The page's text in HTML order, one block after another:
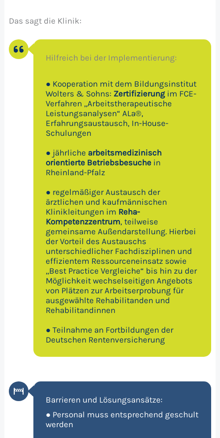
Das sagt die Klinik:
Hilfreich bei der Implementierung:
● Kooperation mit dem Bildungsinstitut
Wolters & Sohns: Zertifizierung im FCE-
Verfahren „Arbeitstherapeutische
Leistungsanalysen“ ALa®,
Erfahrungsaustausch, In-House-
Schulungen
● jährliche arbeitsmedizinisch
orientierte Betriebsbesuchein
Rheinland-Pfalz
● regelmäßiger Austausch der
ärztlichen und kaufmännischen
Klinikleitungen im Reha-
Kompetenzzentrum, teilweise
gemeinsame Außendarstellung. Hierbei
der Vorteil des Austauschs
unterschiedlicher Fachdisziplinen und
effizientem Ressourceneinsatz sowie
„Best Practice Vergleiche“ bis hin zu der
Möglichkeit wechselseitigen Angebots
von Plätzen zur Arbeitserprobung für
ausgewählte Rehabilitanden und
Rehabilitandinnen
● Teilnahme an Fortbildungen der
Deutschen Rentenversicherung
Barrieren und Lösungsansätze:
● Personal muss entsprechend geschult
werden